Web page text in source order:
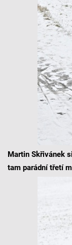
Martin Skřivánek
tam parádní třetí